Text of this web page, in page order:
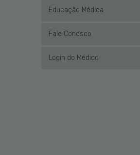
Educação Médica
Fale Conosco
Login do Médico